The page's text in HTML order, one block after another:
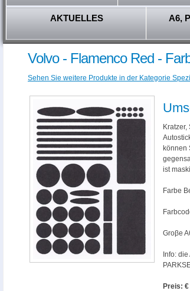
AKTUELLES A6,
Volvo - Flamenco Red -
Sehen Sie weitere Produkte in der Kategorie
können
ist
Farbe
Groβe
Info:
Preis: